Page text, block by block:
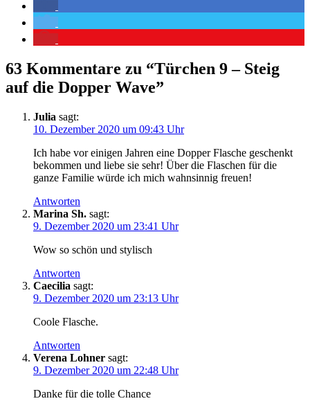
63 Kommentare zu “Türchen 9 – Steig
auf die Dopper Wave”
Julia sagt:
10. Dezember 2020 um 09:43 Uhr
Ich habe vor einigen Jahren eine Dopper Flasche geschenkt
bekommen und liebe sie sehr! Über die Flaschen für die
ganze Familie würde ich mich wahnsinnig freuen!
Antworten
Marina Sh. sagt:
9. Dezember 2020 um 23:41 Uhr
Wow so schön und stylisch
Antworten
Caecilia sagt:
9. Dezember 2020 um 23:13 Uhr
Coole Flasche.
Antworten
Verena Lohner sagt:
9. Dezember 2020 um 22:48 Uhr
Danke für die tolle Chance